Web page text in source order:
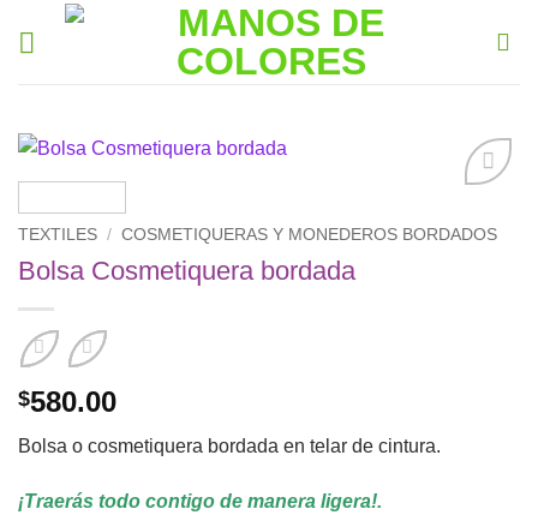
a la
TEXTILES / COSMETIQUERAS Y MONEDEROS BORDADOS
Bolsa Cosmetiquera bordada
$580.00
Bolsa o cosmetiquera bordada en telar de cintura.
¡Traerás todo contigo de manera ligera!.